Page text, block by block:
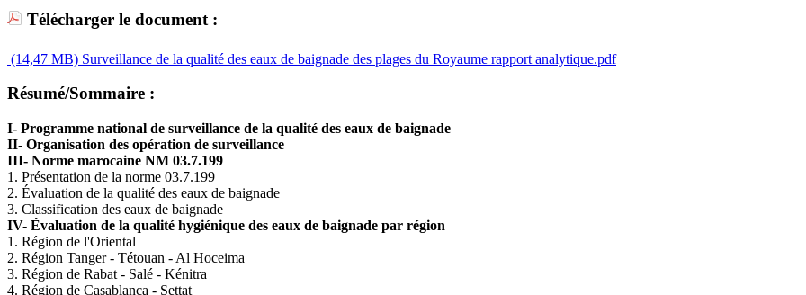
Télécharger le document :
(14,47 MB) Surveillance de la qualité des eaux de baignade des plages du Royaume rapport analytique.pdf
Résumé/Sommaire :
I- Programme national de surveillance de la qualité des eaux de baignade
II- Organisation des opération de surveillance
III- Norme marocaine NM 03.7.199
1. Présentation de la norme 03.7.199
2. Évaluation de la qualité des eaux de baignade
3. Classification des eaux de baignade
IV- Évaluation de la qualité hygiénique des eaux de baignade par région
1. Région de l'Oriental
2. Région Tanger - Tétouan - Al Hoceima
3. Région de Rabat - Salé - Kénitra
4. Région de Casablanca - Settat